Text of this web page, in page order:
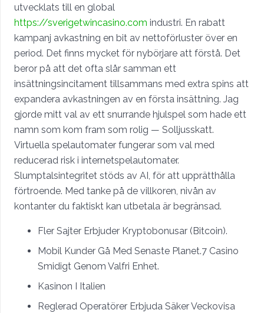
utvecklats till en global
https://sverigetwincasino.com industri. En rabatt
kampanj avkastning en bit av nettoförluster över en
period. Det finns mycket för nybörjare att förstå. Det
beror på att det ofta slår samman ett
insättningsincitament tillsammans med extra spins att
expandera avkastningen av en första insättning. Jag
gjorde mitt val av ett snurrande hjulspel som hade ett
namn som kom fram som rolig — Solljusskatt.
Virtuella spelautomater fungerar som val med
reducerad risk i internetspelautomater.
Slumptalsintegritet stöds av AI, för att upprätthålla
förtroende. Med tanke på de villkoren, nivån av
kontanter du faktiskt kan utbetala är begränsad.
Fler Sajter Erbjuder Kryptobonusar (Bitcoin).
Mobil Kunder Gå Med Senaste Planet.7 Casino
Smidigt Genom Valfri Enhet.
Kasinon I Italien
Reglerad Operatörer Erbjuda Säker Veckovisa